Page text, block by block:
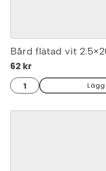
Bård flätad vit
62 kr
Bård
flätad
vit
mängd